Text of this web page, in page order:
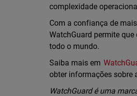
complexidade
Com a confiança de
WatchGuard permite
todo o mundo.
Saiba mais em
obter informações sobre
WatchGuard é uma